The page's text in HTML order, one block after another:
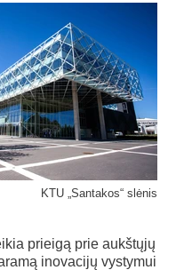
KTU „Santakos“ slėnis
prieigą prie aukštųjų
inovacijų vystymui